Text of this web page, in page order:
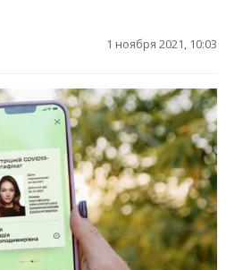
1 ноября 2021, 10:03